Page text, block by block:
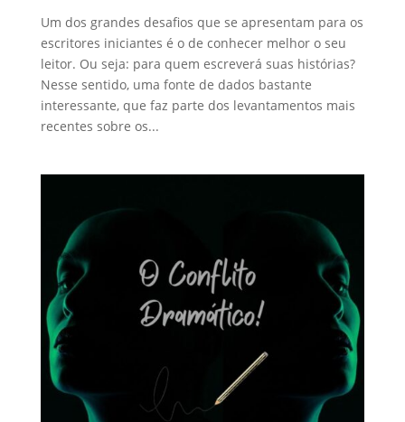
Um dos grandes desafios que se apresentam para os
escritores iniciantes é o de conhecer melhor o seu
leitor. Ou seja: para quem escreverá suas histórias?
Nesse sentido, uma fonte de dados bastante
interessante, que faz parte dos levantamentos mais
recentes sobre os...